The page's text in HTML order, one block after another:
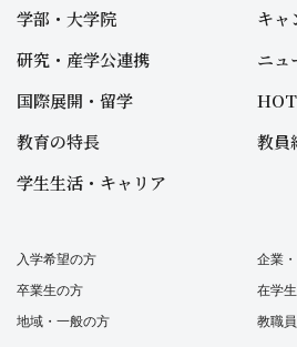
学部・大学院
研究・産学公連携
国際展開・留学
教育の特長
学生生活・キャリア
キャ
ニュ
教員
入学希望の方
卒業生の方
地域・一般の方
企業
在学生
教職員